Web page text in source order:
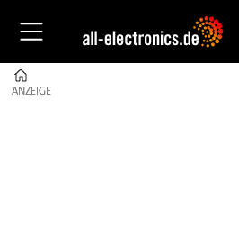
ANZEIGE
ANZEIGE